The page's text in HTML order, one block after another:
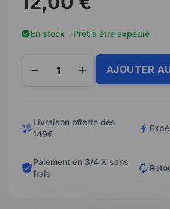
En stock - Prêt à être expédié
AJOUTER
Livraison offerte dès
149€
Paiement en 3/4 X sans
frais